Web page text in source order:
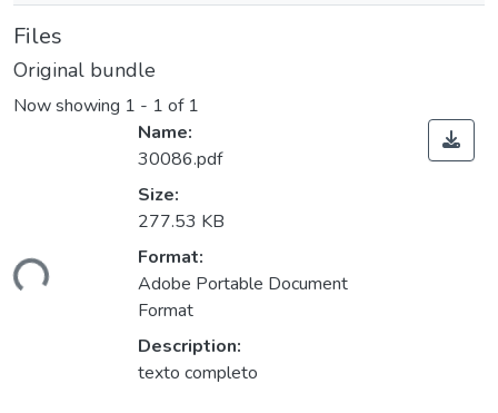
Files
Original bundle
Now showing 1 - 1 of 1
Loading...
Name:
30086.pdf
Size:
277.53 KB
Format:
Adobe Portable Document
Format
Description:
texto completo